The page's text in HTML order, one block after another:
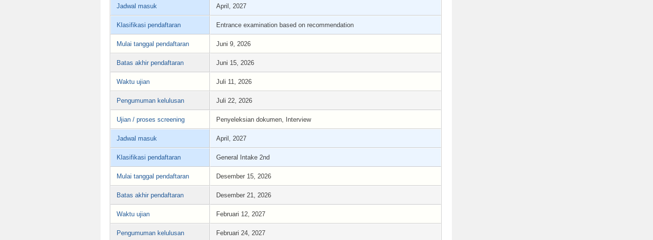
Jadwal masuk April, 2027
Klasifikasi pendaftaran Entrance examination based on recommendation
Mulai tanggal pendaftaran Juni 9, 2026
Batas akhir pendaftaran Juni 15, 2026
Waktu ujian Juli 11, 2026
Pengumuman kelulusan Juli 22, 2026
Ujian / proses screening Penyeleksian dokumen, Interview
Jadwal masuk April, 2027
Klasifikasi pendaftaran General Intake 2nd
Mulai tanggal pendaftaran Desember 15, 2026
Batas akhir pendaftaran Desember 21, 2026
Waktu ujian Februari 12, 2027
Pengumuman kelulusan Februari 24, 2027